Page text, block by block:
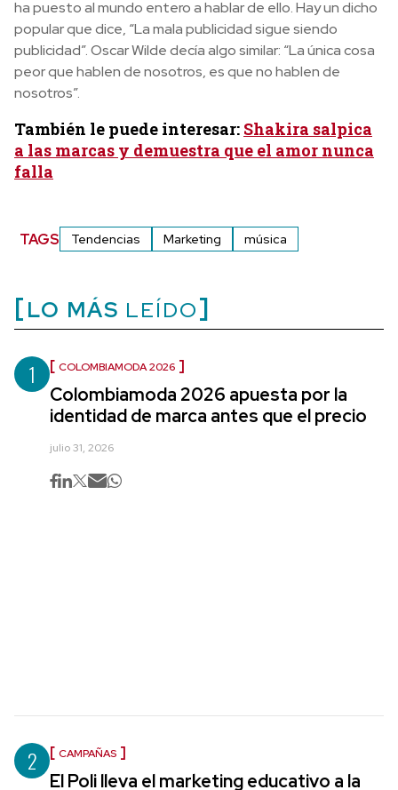
ha puesto al mundo entero a hablar de ello. Hay un dicho
popular que dice, “La mala publicidad sigue siendo
publicidad”. Oscar Wilde decía algo similar: “La única cosa
peor que hablen de nosotros, es que no hablen de
nosotros”.
También le puede interesar: Shakira salpica
a las marcas y demuestra que el amor nunca
falla
TAGS Tendencias Marketing música
LO MÁS LEÍDO
1 COLOMBIAMODA 2026
Colombiamoda 2026 apuesta por la
identidad de marca antes que el precio
julio 31, 2026
2 CAMPAÑAS
El Poli lleva el marketing educativo a la